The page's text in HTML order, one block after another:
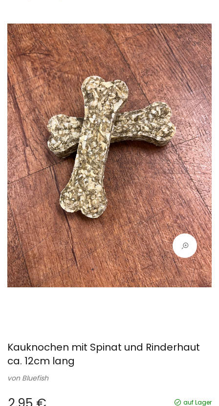
Kauknochen mit Spinat und Rinderhaut
ca. 12cm lang
von Bluefish
auf Lager